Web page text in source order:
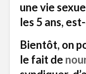
une vie
les 5 ans,
Bientôt, on
le fait de